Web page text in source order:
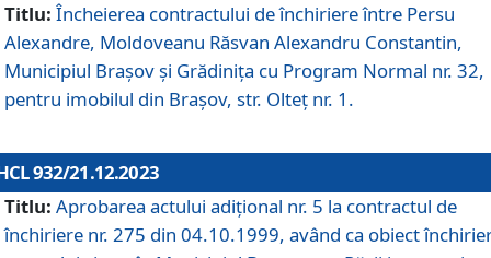
Titlu: Încheierea contractului de închiriere între Persu
Alexandre, Moldoveanu Răsvan Alexandru Constantin,
Municipiul Braşov şi Grădinița cu Program Normal nr. 32,
pentru imobilul din Brașov, str. Olteț nr. 1.
932/21.12.2023
Titlu: Aprobarea actului adițional nr. 5 la contractul de
închiriere nr. 275 din 04.10.1999, având ca obiect